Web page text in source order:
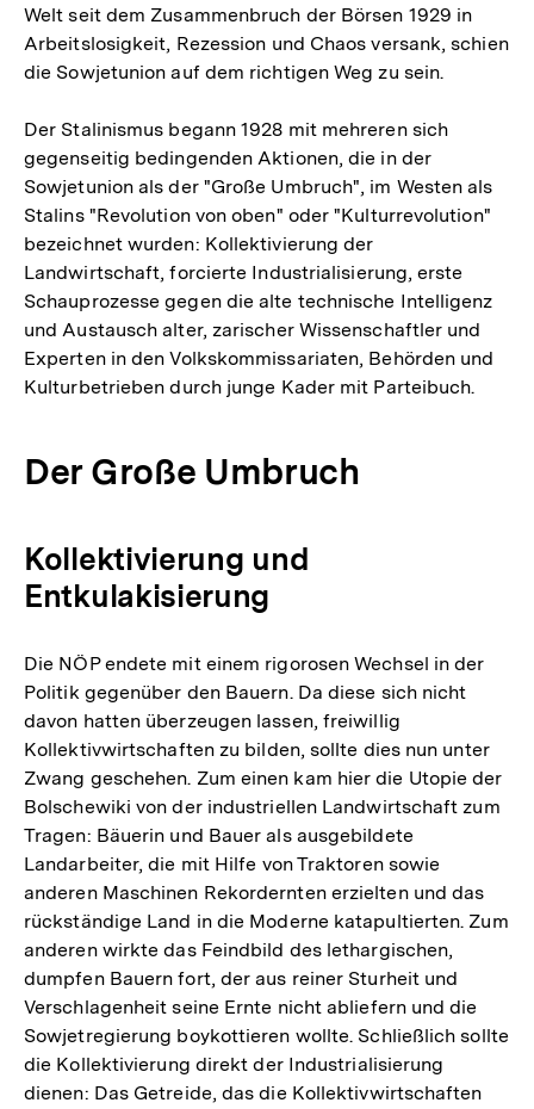
Welt seit dem Zusammenbruch der Börsen 1929 in
Arbeitslosigkeit, Rezession und Chaos versank, schien
die Sowjetunion auf dem richtigen Weg zu sein.
Der Stalinismus begann 1928 mit mehreren sich
gegenseitig bedingenden Aktionen, die in der
Sowjetunion als der "Große Umbruch", im Westen als
Stalins "Revolution von oben" oder "Kulturrevolution"
bezeichnet wurden: Kollektivierung der
Landwirtschaft, forcierte Industrialisierung, erste
Schauprozesse gegen die alte technische Intelligenz
und Austausch alter, zarischer Wissenschaftler und
Experten in den Volkskommissariaten, Behörden und
Kulturbetrieben durch junge Kader mit Parteibuch.
Der Große Umbruch
Kollektivierung und
Entkulakisierung
Die NÖP endete mit einem rigorosen Wechsel in der
Politik gegenüber den Bauern. Da diese sich nicht
davon hatten überzeugen lassen, freiwillig
Kollektivwirtschaften zu bilden, sollte dies nun unter
Zwang geschehen. Zum einen kam hier die Utopie der
Bolschewiki von der industriellen Landwirtschaft zum
Tragen: Bäuerin und Bauer als ausgebildete
Landarbeiter, die mit Hilfe von Traktoren sowie
anderen Maschinen Rekordernten erzielten und das
rückständige Land in die Moderne katapultierten. Zum
anderen wirkte das Feindbild des lethargischen,
dumpfen Bauern fort, der aus reiner Sturheit und
Verschlagenheit seine Ernte nicht abliefern und die
Sowjetregierung boykottieren wollte. Schließlich sollte
die Kollektivierung direkt der Industrialisierung
dienen: Das Getreide, das die Kollektivwirtschaften